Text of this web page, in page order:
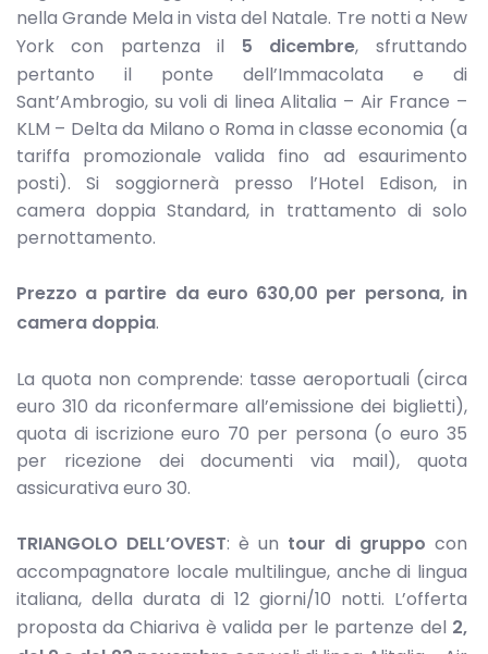
nella Grande Mela in vista del Natale. Tre notti a New
York con partenza il 5 dicembre, sfruttando
pertanto il ponte dell’Immacolata e di
Sant’Ambrogio, su voli di linea Alitalia – Air France –
KLM – Delta da Milano o Roma in classe economia (a
tariffa promozionale valida fino ad esaurimento
posti). Si soggiornerà presso l’Hotel Edison, in
camera doppia Standard, in trattamento di solo
pernottamento.
Prezzo a partire da euro 630,00 per persona, in
camera doppia.
La quota non comprende: tasse aeroportuali (circa
euro 310 da riconfermare all’emissione dei biglietti),
quota di iscrizione euro 70 per persona (o euro 35
per ricezione dei documenti via mail), quota
assicurativa euro 30.
TRIANGOLO DELL’OVEST: è un tour di gruppo con
accompagnatore locale multilingue, anche di lingua
italiana, della durata di 12 giorni/10 notti. L’offerta
proposta da Chiariva è valida per le partenze del 2,